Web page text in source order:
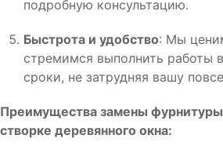
подробную консультацию.
Быстрота и удобство: Мы
стремимся выполнить работы
сроки, не затрудняя вашу
Преимущества замены фурнитуры
створке деревянного окна: